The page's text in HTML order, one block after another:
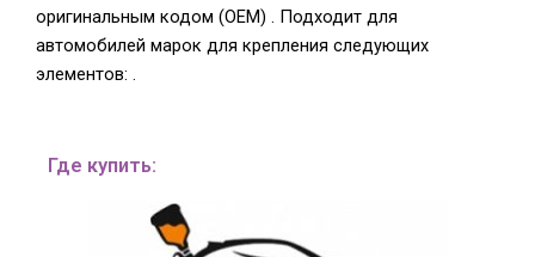
оригинальным кодом (OEM) . Подходит для
автомобилей марок для крепления следующих
элементов: .
Где купить: